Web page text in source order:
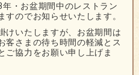
年・お盆期間中のレストラン
すのでお知らせいたします。
けいたしますが、お盆期間は
客さまの待ち時間の軽減とス
ご協力をお願い申し上げま